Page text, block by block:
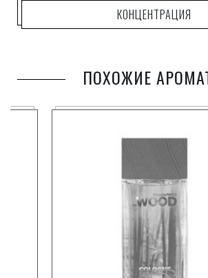
КОНЦЕНТРАЦИЯ
ПОХОЖИЕ